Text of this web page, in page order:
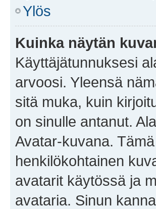
Ylös
Kuinka näytän
Käyttäjätunnuksesi
arvoosi. Yleensä
sitä muka, kuin
on sinulle antanut.
Avatar-kuvana.
henkilökohtainen
avatarit käytössä ja
avataria. Sinun